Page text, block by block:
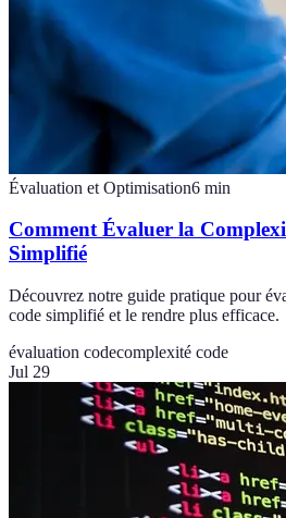
Évaluation et Optimisation6 min
Comment Évaluer la
Simplifié
Découvrez notre guide pratique pour
code simplifié et le rendre plus efficace.
évaluation codecomplexité code
Jul 29